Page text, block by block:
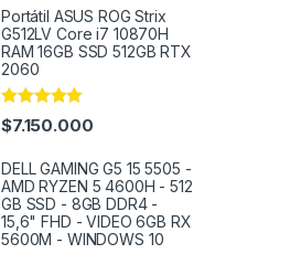
Portátil ASUS ROG Strix
G512LV Core i7 10870H
RAM 16GB SSD 512GB RTX
2060
Rated4.91
out of 5
$7.150.000
DELL GAMING G5 15 5505 -
AMD RYZEN 5 4600H - 512
GB SSD - 8GB DDR4 -
15,6" FHD - VIDEO 6GB RX
5600M - WINDOWS 10